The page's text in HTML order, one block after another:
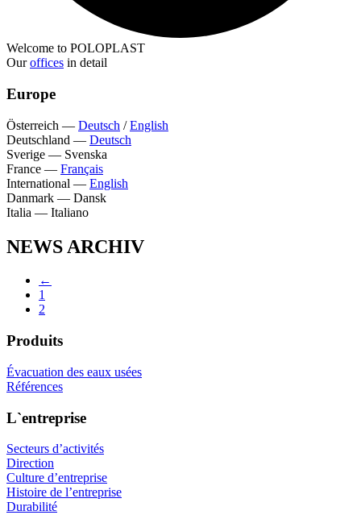
Welcome to POLOPLAST
Ouroffices in detail
Europe
Österreich — Deutsch /English
Deutschland — Deutsch
Sverige — Svenska
France — Français
International — English
Danmark — Dansk
Italia — Italiano
NEWS ARCHIV
←
1
2
Produits
Évacuation des eaux usées
Références
L`entreprise
Secteurs d’activités
Direction
Culture d’entreprise
Histoire de l’entreprise
Durabilité